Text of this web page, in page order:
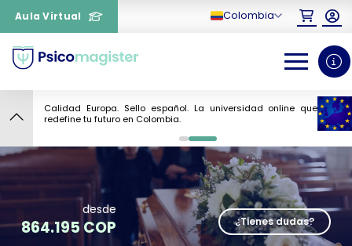
Aula Virtual Colombia
Calidad Europa. Sello español. La universidad online que
redefine tu futuro en Colombia.
0 1
10
desde
864.195 COP ¿Tienes dudas?